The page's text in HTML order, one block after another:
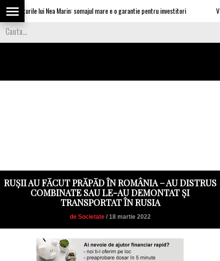
lui Nea Marin: somajul mare e o garantie pentru investitori
RUȘII AU FĂCUT PRĂPĂD ÎN ROMÂNIA – AU DISTRUS
COMBINATE SAU LE-AU DEMONTAT ȘI
TRANSPORTAT ÎN RUSIA
de Societate/ 18 martie 2022